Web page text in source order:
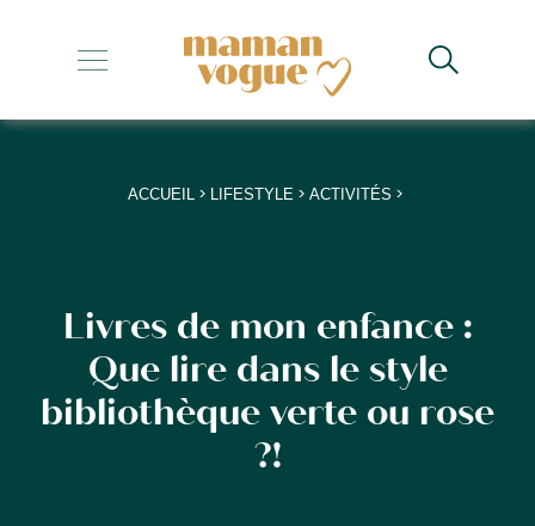
+
+
+
+
ACCUEIL > LIFESTYLE > ACTIVITÉS >
Livres de mon enfance :
Que lire dans le style
bibliothèque verte ou rose
?!